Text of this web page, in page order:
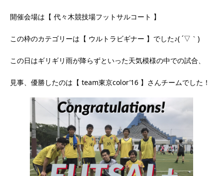
開催会場は【 代々木競技場フットサルコート 】
この枠のカテゴリーは【 ウルトラビギナー 】でした♪( ´▽｀)
この日はギリギリ雨が降らずといった天気模様の中での試合、
見事、優勝したのは【 team東京color’16 】さんチームでした！